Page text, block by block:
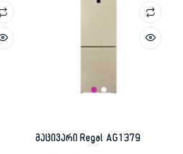
მაცივარი Regal AG1379